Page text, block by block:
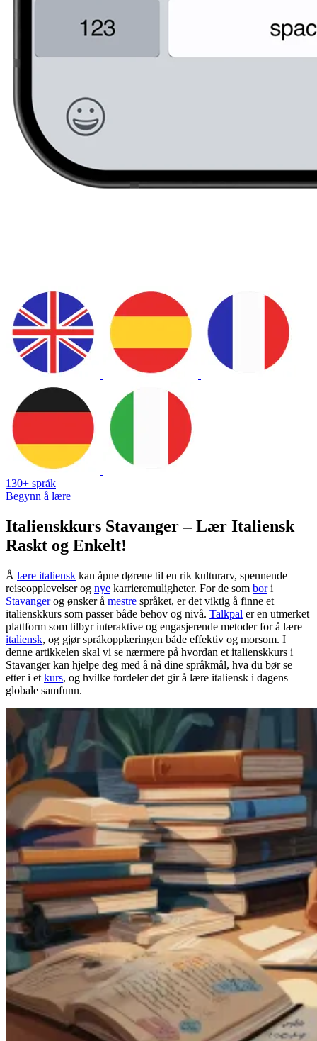
130+ språk
Begynn å lære
Italienskkurs Stavanger – Lær Italiensk
Raskt og Enkelt!
Å lære italiensk kan åpne dørene til en rik kulturarv, spennende
reiseopplevelser og nye karrieremuligheter. For de som bori
Stavangerog ønsker å mestre språket, er det viktig å finne et
italienskkurs som passer både behov og nivå. Talkpal er en utmerket
plattform som tilbyr interaktive og engasjerende metoder for å lære
italiensk, og gjør språkopplæringen både effektiv og morsom. I
denne artikkelen skal vi se nærmere på hvordan et italienskkurs i
Stavanger kan hjelpe deg med å nå dine språkmål, hva du bør se
etter i et kurs, og hvilke fordeler det gir å lære italiensk i dagens
globale samfunn.